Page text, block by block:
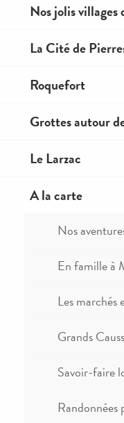
Nos jolis villages
La Cité de
Roquefort
Grottes autour
Le Larzac
A la carte
Nos
En famille à
Les marchés
Grands
Savoir-faire
Randonnées
17 avenue de la